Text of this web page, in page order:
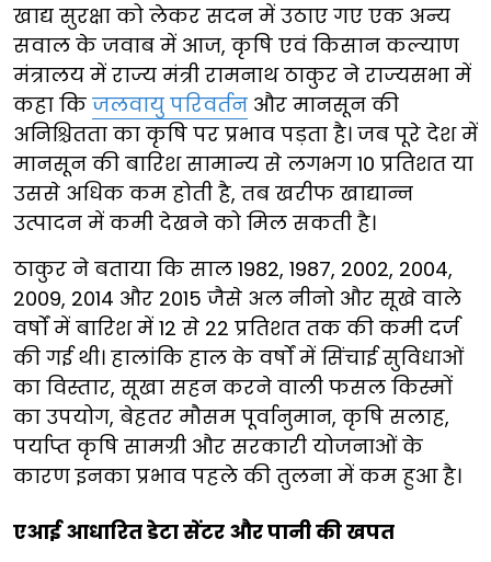
खाद्य सुरक्षा को लेकर सदन में उठाए गए एक अन्य
सवाल के जवाब में आज, कृषि एवं किसान कल्याण
मंत्रालय में राज्य मंत्री रामनाथ ठाकुर ने राज्यसभा में
कहा कि जलवायु परिवर्तन और मानसून की
अनिश्चितता का कृषि पर प्रभाव पड़ता है। जब पूरे देश में
मानसून की बारिश सामान्य से लगभग 10 प्रतिशत या
उससे अधिक कम होती है, तब खरीफ खाद्यान्न
उत्पादन में कमी देखने को मिल सकती है।
ठाकुर ने बताया कि साल 1982, 1987, 2002, 2004,
2009, 2014 और 2015 जैसे अल नीनो और सूखे वाले
वर्षों में बारिश में 12 से 22 प्रतिशत तक की कमी दर्ज
की गई थी। हालांकि हाल के वर्षों में सिंचाई सुविधाओं
का विस्तार, सूखा सहन करने वाली फसल किस्मों
का उपयोग, बेहतर मौसम पूर्वानुमान, कृषि सलाह,
पर्याप्त कृषि सामग्री और सरकारी योजनाओं के
कारण इनका प्रभाव पहले की तुलना में कम हुआ है।
एआई आधारित डेटा सेंटर और पानी की खपत